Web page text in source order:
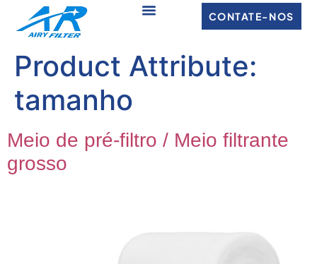
CONTATE-NOS
Product Attribute:
tamanho
Meio de pré-filtro / Meio filtrante
grosso